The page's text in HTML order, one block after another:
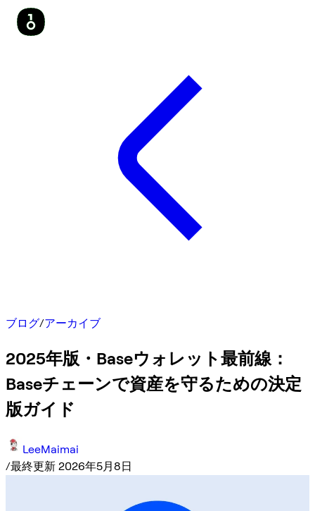
ブログ/アーカイブ
2025年版・Baseウォレット最前線：
Baseチェーンで資産を守るための決定
版ガイド
LeeMaimai
/最終更新 2026年5月8日